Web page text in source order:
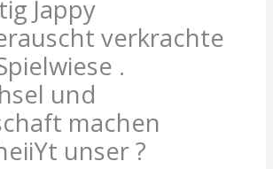
Jappy
verkrachte
.
und
machen
unser ?